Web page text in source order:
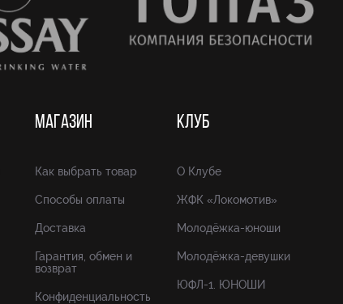
МАГАЗИН
Как выбрать товар
Способы оплаты
Доставка
Гарантия, обмен и
возврат
Конфиденциальность
КЛУБ
О Клубе
ЖФК «Локомотив»
Молодёжка-юноши
Молодёжка-девушки
ЮФЛ-1. ЮНОШИ